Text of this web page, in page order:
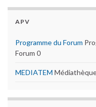
APV
Programme du Forum
Forum 0
MEDIATEM